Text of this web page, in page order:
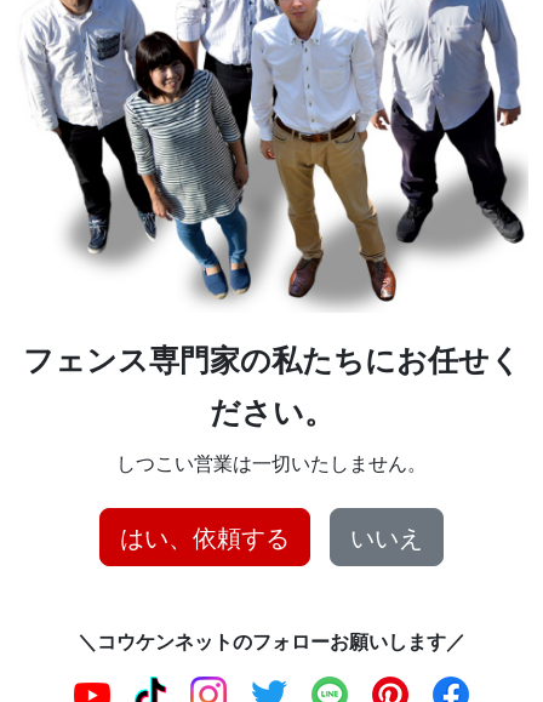
フェンス専門家の私たちにお任せく
ださい。
しつこい営業は一切いたしません。
はい、依頼する いいえ
＼コウケンネットのフォローお願いします／